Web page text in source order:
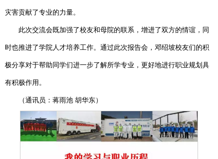
灾害贡献了专业的力量。
此次交流会既加强了校友和母院的联系，增进了双方的情谊，同
时也推进了学院人才培养工作。通过此次报告会，邓绍坡校友们的积
极分享对于帮助同学们进一步了解所学专业，更好地进行职业规划具
有积极作用。
（通讯员：蒋雨池 胡华东）